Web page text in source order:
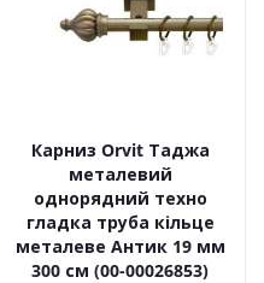
Карниз Orvit Таджа
металевий
однорядний техно
гладка труба кільце
металеве Антик 19 мм
300 см (00-00026853)